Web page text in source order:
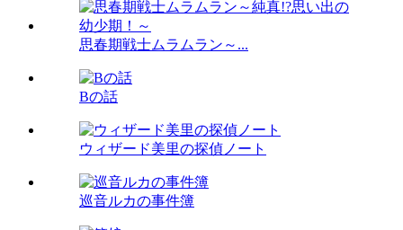
思春期戦士ムラムラン～...
Bの話
ウィザード美里の探偵ノート
巡音ルカの事件簿